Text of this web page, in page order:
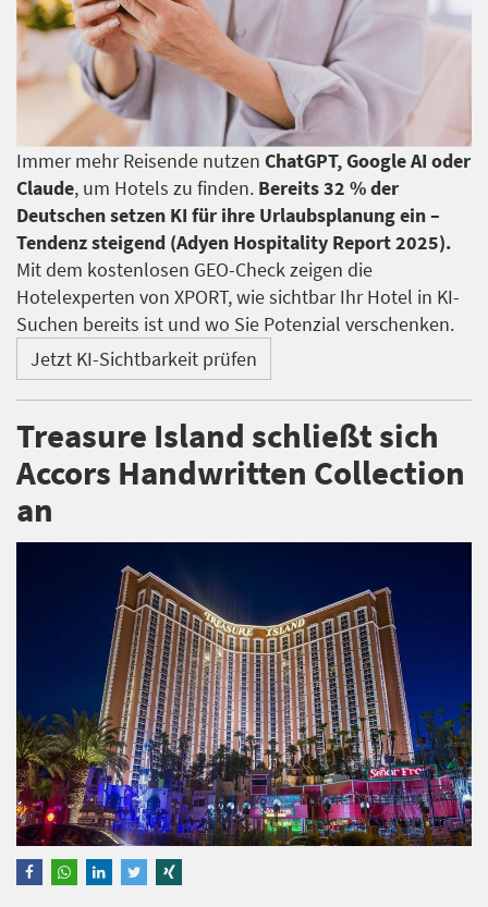
Immer mehr Reisende nutzen ChatGPT, Google AI oder
Claude, um Hotels zu finden. Bereits 32 % der
Deutschen setzen KI für ihre Urlaubsplanung ein –
Tendenz steigend (Adyen Hospitality Report 2025).
Mit dem kostenlosen GEO-Check zeigen die
Hotelexperten von XPORT, wie sichtbar Ihr Hotel in KI-
Suchen bereits ist und wo Sie Potenzial verschenken.
Jetzt KI-Sichtbarkeit prüfen
Treasure Island schließt sich
Accors Handwritten Collection
an